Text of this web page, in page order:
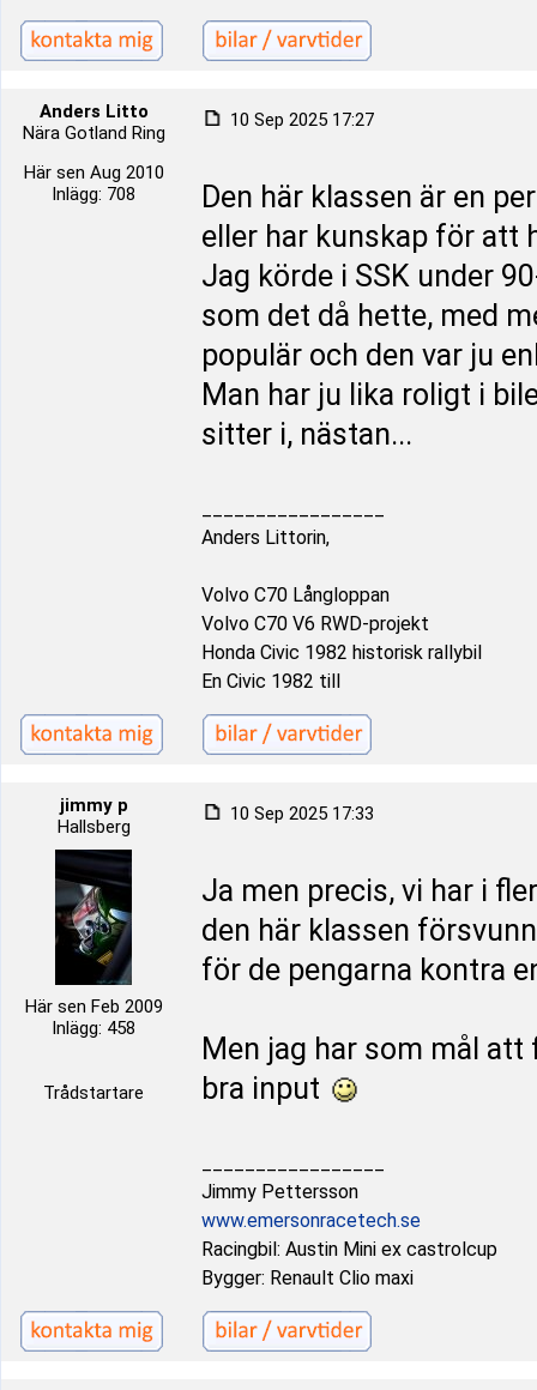
Anders Litto
Nära Gotland Ring
Här sen Aug 2010
Inlägg: 708
10 Sep 2025 17:27
Den här klassen är en
eller har kunskap för att
Jag körde i SSK under
som det då hette, med
populär och den var ju
Man har ju lika roligt i
sitter i, nästan...
Anders Littorin,
Volvo C70 Långloppan
Volvo C70 V6 RWD-projekt
Honda Civic 1982 historisk rallybil
En Civic 1982 till
jimmy p
Hallsberg
Här sen Feb 2009
Inlägg: 458
Trådstartare
10 Sep 2025 17:33
Ja men precis, vi har i
den här klassen
för de pengarna kontra
Men jag har som mål
bra input
Jimmy Pettersson
www.emersonracetech.se
Racingbil: Austin Mini ex castrolcup
Bygger: Renault Clio maxi